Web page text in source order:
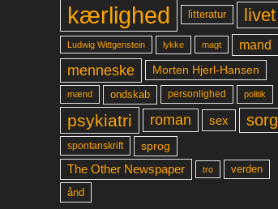
kærlighed litteratur livet
Ludwig Wittgenstein lykke magt mand
menneske Morten Hjerl-Hansen
mænd ondskab personlighed politik
psykiatri roman sex sorg
spontanskrift sprog
The Other Newspaper tro verden
ånd